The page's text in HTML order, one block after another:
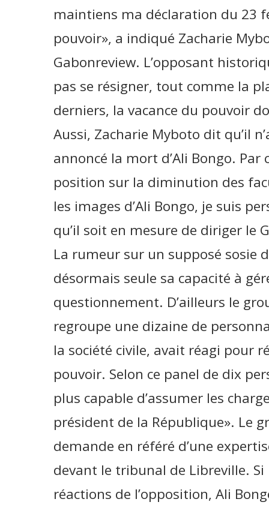
maintiens ma déclaration du 23
pouvoir», a indiqué Zacharie
Gabonreview. L’opposant
pas se résigner, tout comme la
derniers, la vacance du pouvoir
Aussi, Zacharie Myboto dit qu’il
annoncé la mort d’Ali Bongo.
position sur la diminution des
les images d’Ali Bongo, je suis
qu’il soit en mesure de diriger le
La rumeur sur un supposé sosie
désormais seule sa capacité à
questionnement. D’ailleurs le
regroupe une dizaine de
la société civile, avait réagi pour
pouvoir. Selon ce panel de dix
plus capable d’assumer les
président de la République». Le
demande en référé d’une
devant le tribunal de Libreville. Si
réactions de l’opposition, Ali